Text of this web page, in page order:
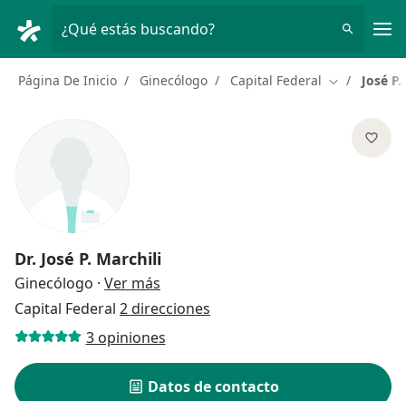
¿Qué estás buscando?
Página De Inicio Ginecólogo Capital Federal Cambiar de
José
Dr. José P. Marchili
Ginecólogo · Ver más
Capital Federal 2 direcciones
3 opiniones
Datos de contacto